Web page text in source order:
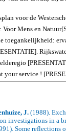
voor de
Mens en
toegankelijkheid:
your service !
J. (1988).
investigations in a
Some reflections